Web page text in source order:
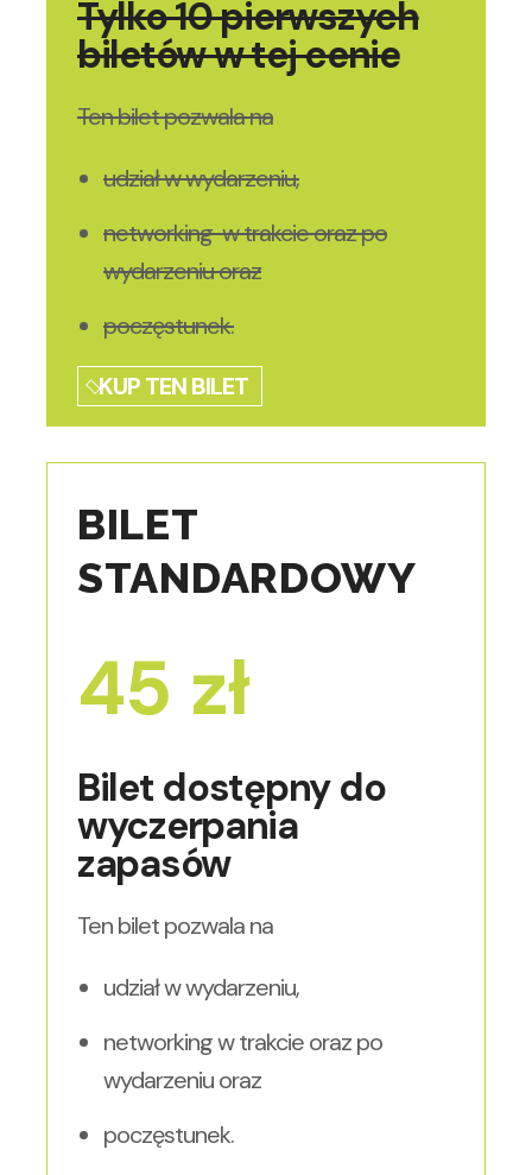
Tylko 10 pierwszych
biletów w tej cenie
Ten bilet pozwala na
udział w wydarzeniu,
networking w trakcie oraz po
wydarzeniu oraz
poczęstunek.
KUP TEN BILET
BILET
STANDARDOWY
45 zł
Bilet dostępny do
wyczerpania
zapasów
Ten bilet pozwala na
udział w wydarzeniu,
networking w trakcie oraz po
wydarzeniu oraz
poczęstunek.